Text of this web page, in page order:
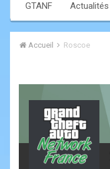
GTANF Actualités
Accueil Roscoe